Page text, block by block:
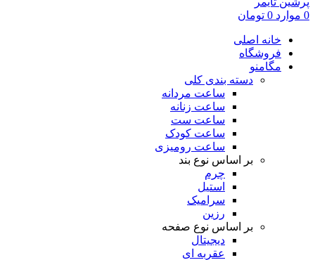
0 موارد 0 تومان
خانه اصلی
فروشگاه
مگامنو
دسته بندی کلی
ساعت مردانه
ساعت زنانه
ساعت ست
ساعت کودک
ساعت رومیزی
بر اساس نوع بند
چرم
استیل
سرامیک
رزین
بر اساس نوع صفحه
دیجیتال
عقربه ای